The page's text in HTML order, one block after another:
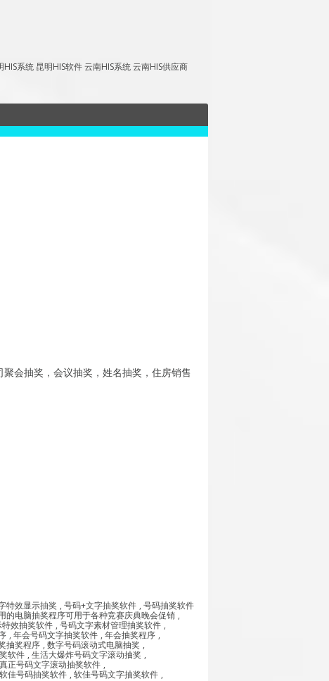
系统 昆明HIS软件 云南HIS系统 云南HIS供应商
会抽奖，会议抽奖，姓名抽奖，住房销售
特效显示抽奖 , 号码+文字抽奖软件 , 号码抽奖软件
的电脑抽奖程序可用于各种竞赛庆典晚会促销 ,
效抽奖软件 , 号码文字素材管理抽奖软件 ,
, 年会号码文字抽奖软件 , 年会抽奖程序 ,
抽奖程序 , 数字号码滚动式电脑抽奖 ,
软件 , 生活大爆炸号码文字滚动抽奖 ,
真正号码文字滚动抽奖软件 ,
软佳号码抽奖软件 , 软佳号码文字抽奖软件 ,